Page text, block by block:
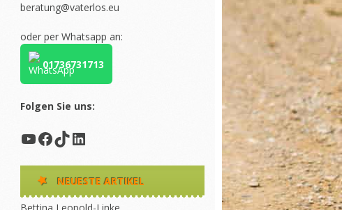
beratung@vaterlos.eu
oder per Whatsapp an:
01736731713
Folgen Sie uns:
YouTube
Facebook
TikTok
LinkedIn
NEUESTE ARTIKEL